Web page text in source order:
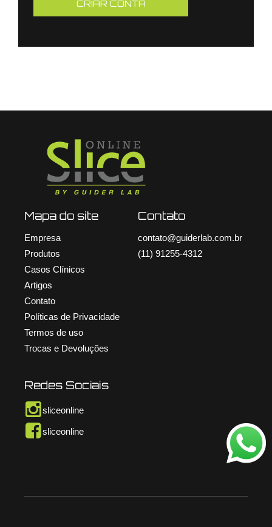
Mapa do site
Empresa
Produtos
Casos Clínicos
Artigos
Contato
Políticas de Privacidade
Termos de uso
Trocas e Devoluções
Contato
contato@guiderlab.com.br
(11) 91255-4312
Redes Sociais
sliceonline
sliceonline